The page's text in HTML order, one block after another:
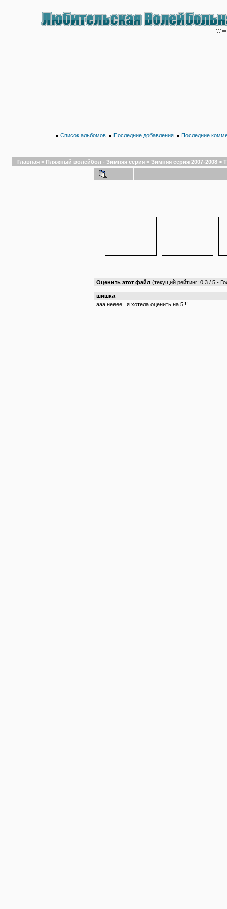
● Список альбомов ● Последние добавления ● Последние
Главная > Пляжный волейбол - Зимняя серия > Зимняя серия 2007-2008 >
Оценить этот файл (текущий рейтинг: 0.3 / 5 -
шишка
ааа нееее...я хотела оценить на 5!!!